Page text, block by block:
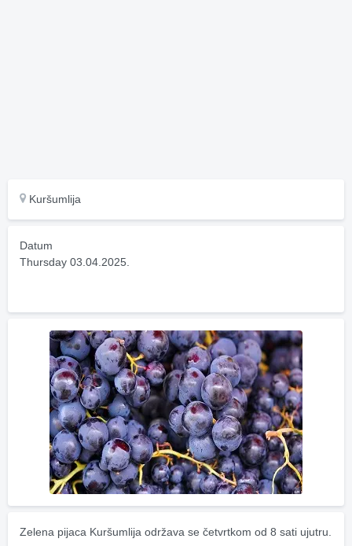
Kuršumlija
Datum
Thursday 03.04.2025.
Zelena pijaca Kuršumlija održava se četvrtkom od 8 sati ujutru.